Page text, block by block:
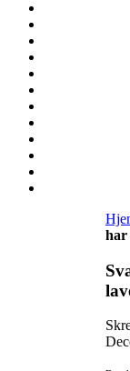
har